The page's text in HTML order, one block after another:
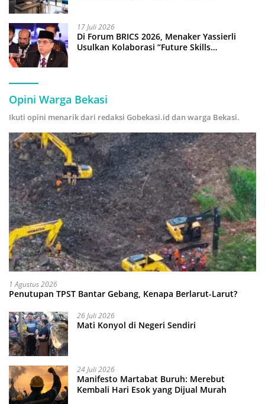
17 Juli 2026
Di Forum BRICS 2026, Menaker Yassierli
Usulkan Kolaborasi “Future Skills
Opini Warga Bekasi
Ikuti opini menarik dari redaksi Gobekasi.id dan warga Bekasi.
1 Agustus 2026
Penutupan TPST Bantar Gebang, Kenapa Berlarut-Larut?
26 Juli 2026
Mati Konyol di Negeri Sendiri
24 Juli 2026
Manifesto Martabat Buruh: Merebut
Kembali Hari Esok yang Dijual Murah